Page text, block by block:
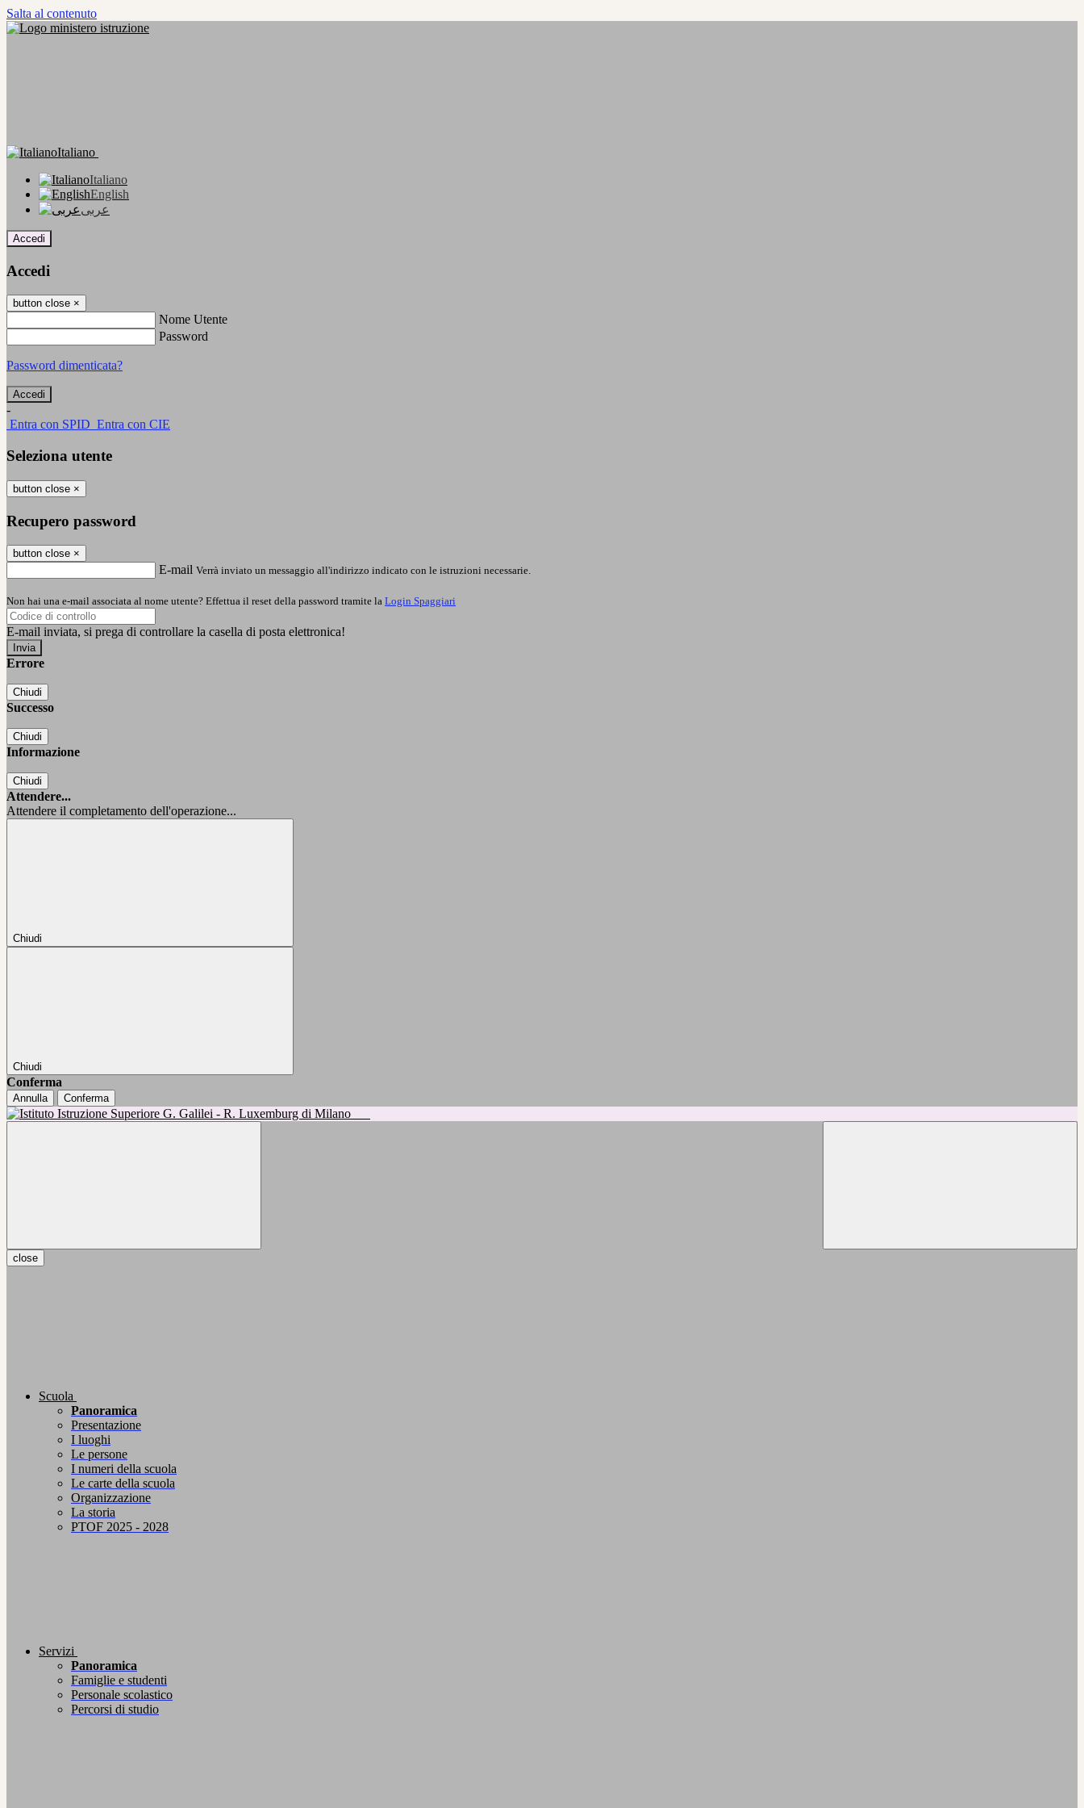
Salta al contenuto
Italiano
Italiano
English
عربى
Accedi
Accedi
button close ×
Nome Utente
Password
Password dimenticata?
-
Entra con SPID Entra con CIE
Seleziona utente
button close ×
Recupero password
button close ×
E-mail Verrà inviato un messaggio all'indirizzo indicato con le istruzioni necessarie.
Non hai una e-mail associata al nome utente? Effettua il reset della password tramite la Login Spaggiari
E-mail inviata, si prega di controllare la casella di posta elettronica!
Errore
Chiudi
Successo
Chiudi
Informazione
Chiudi
Attendere...
Attendere il completamento dell'operazione...
Chiudi
Chiudi
Conferma
Annulla Conferma
close
Scuola
Panoramica
Presentazione
I luoghi
Le persone
I numeri della scuola
Le carte della scuola
Organizzazione
La storia
PTOF 2025 - 2028
Servizi
Panoramica
Famiglie e studenti
Personale scolastico
Percorsi di studio